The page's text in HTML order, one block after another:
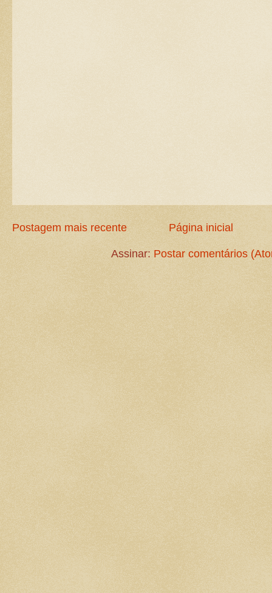
Postagem mais recente Página inicial
Assinar: Postar comentários